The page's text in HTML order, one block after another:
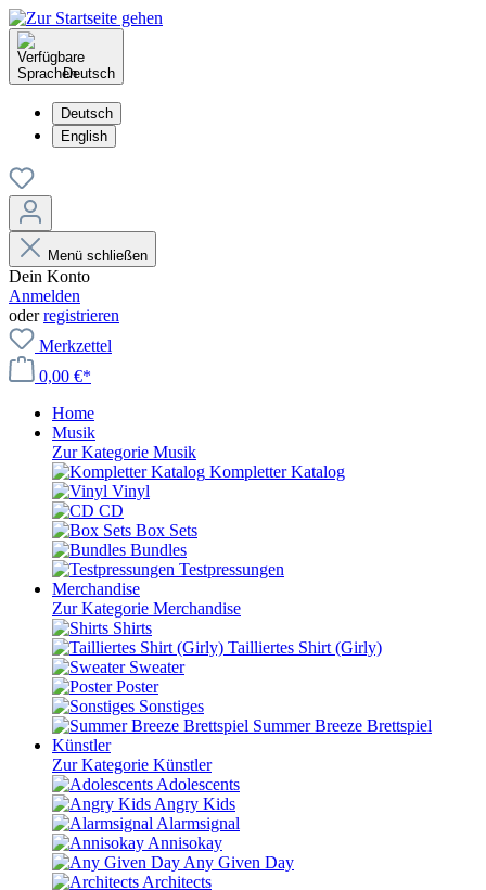
Deutsch
Deutsch
English
Menü schließen
Dein Konto
Anmelden
oderregistrieren
Merkzettel
0,00 €*
Home
Musik
Zur Kategorie Musik
Kompletter Katalog
Vinyl
CD
Box Sets
Bundles
Testpressungen
Merchandise
Zur Kategorie Merchandise
Shirts
Tailliertes Shirt (Girly)
Sweater
Poster
Sonstiges
Summer Breeze Brettspiel
Künstler
Zur Kategorie Künstler
Adolescents
Angry Kids
Alarmsignal
Annisokay
Any Given Day
Architects